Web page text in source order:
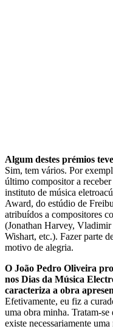
Algum destes prémios
Sim, tem vários. Por
último compositor a
instituto de música
Award, do estúdio de
atribuídos a compositores
(Jonathan Harvey,
Wishart, etc.). Fazer parte
motivo de alegria.
O João Pedro Oliveira
nos Dias da Música
caracteriza a obra
Efetivamente, eu fiz a
uma obra minha. Tratam-
existe necessariamente